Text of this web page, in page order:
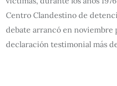
Centro Clandestino de
debate arrancó en noviembre
declaración testimonial más